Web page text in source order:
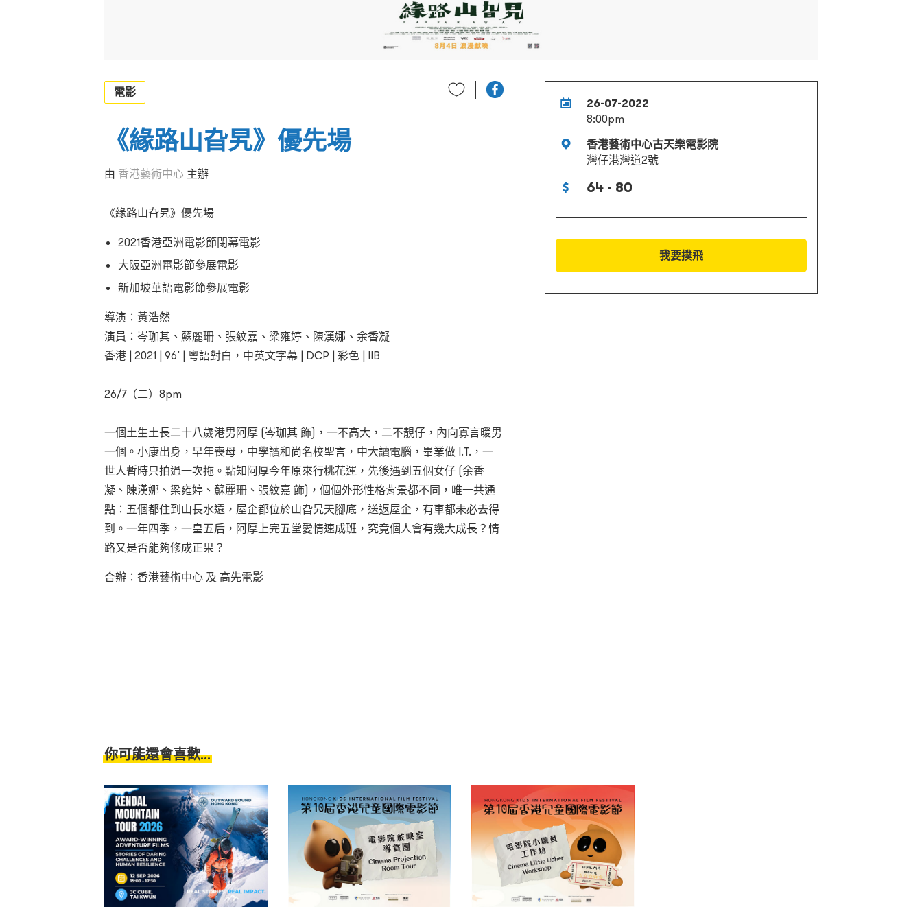
26-07-2022
8:00pm
香港藝術中心古天樂電影院
灣仔港灣道2號
64 - 80
我要撲飛
電影
《緣路山旮旯》優先場
由 香港藝術中心 主辦
《緣路山旮旯》優先場
2021香港亞洲電影節閉幕電影
大阪亞洲電影節參展電影
新加坡華語電影節參展電影
導演：黃浩然
演員：岑珈其、蘇麗珊、張紋嘉、梁雍婷、陳漢娜、余香凝
香港 | 2021 | 96’ | 粵語對白，中英文字幕 | DCP | 彩色 | IIB
26/7（二）8pm
一個土生土長二十八歲港男阿厚 (岑珈其 飾)，一不高大，二不靚仔，內向寡言暖男
一個。小康出身，早年喪母，中學讀和尚名校聖言，中大讀電腦，畢業做 I.T.，一
世人暫時只拍過一次拖。點知阿厚今年原來行桃花運，先後遇到五個女仔 (余香
凝、陳漢娜、梁雍婷、蘇麗珊、張紋嘉 飾)，個個外形性格背景都不同，唯一共通
點：五個都住到山長水遠，屋企都位於山旮旯天腳底，送返屋企，有車都未必去得
到。一年四季，一皇五后，阿厚上完五堂愛情速成班，究竟個人會有幾大成長？情
路又是否能夠修成正果？
合辦：香港藝術中心 及 高先電影
你可能還會喜歡...